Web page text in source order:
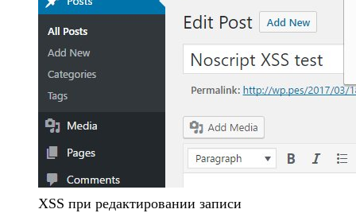
XSS при редактировании записи